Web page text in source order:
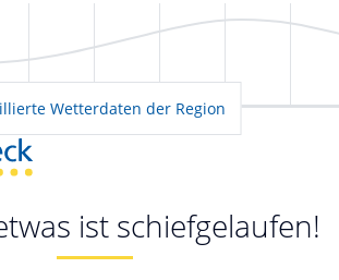
Wetterdaten der Region
ist schiefgelaufen!